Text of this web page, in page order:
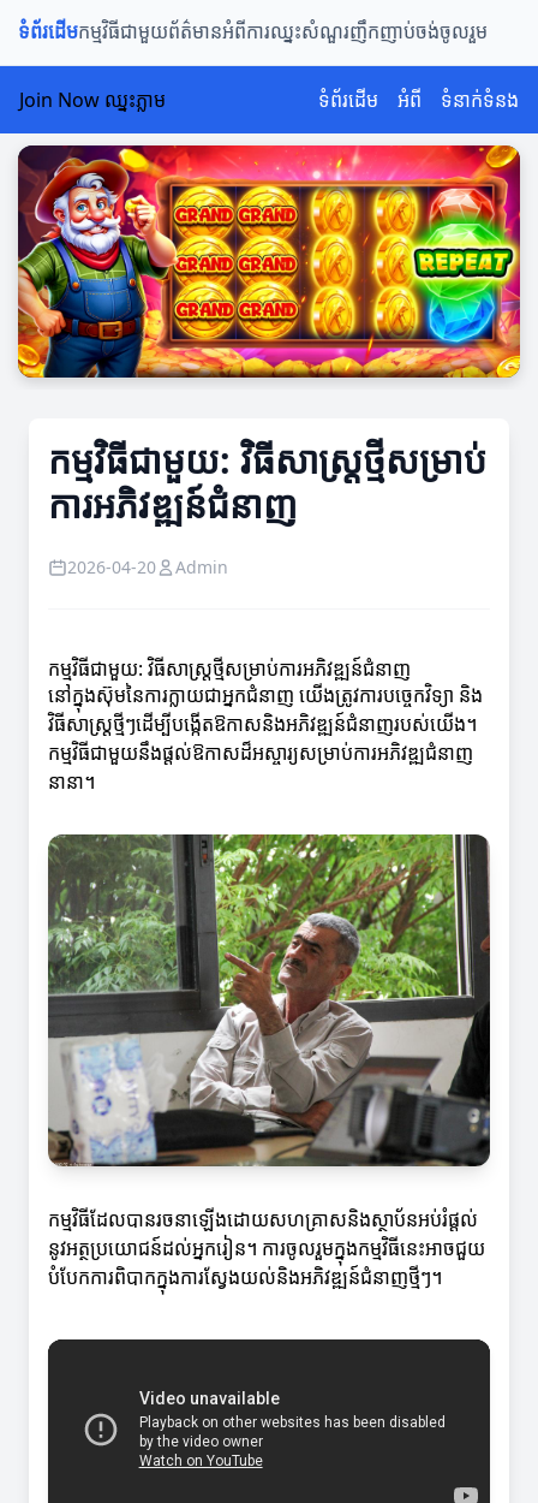
ទំព័រដើមកម្មវិធីជាមួយព័ត៌មានអំពីការឈ្នះសំណួរញឹកញាប់ចង់ចូលរួម
Join Now ឈ្នះភ្លាម ទំព័រដើម អំពី ទំនាក់ទំនង
កម្មវិធីជាមួយ: វិធីសាស្រ្តថ្មីសម្រាប់
ការអភិវឌ្ឍន៍ជំនាញ
2026-04-20 Admin
កម្មវិធីជាមួយ: វិធីសាស្រ្តថ្មីសម្រាប់ការអភិវឌ្ឍន៍ជំនាញ
នៅក្នុងស៊ុមនៃការក្លាយជាអ្នកជំនាញ យើងត្រូវការបច្ចេកវិទ្យា និង
វិធីសាស្រ្តថ្មីៗដើម្បីបង្កើតឱកាសនិងអភិវឌ្ឍន៍ជំនាញរបស់យើង។
កម្មវិធីជាមួយនឹងផ្តល់ឱកាសដ៏អស្ចារ្យសម្រាប់ការអភិវឌ្ឍជំនាញ
នានា។
កម្មវិធីដែលបានរចនាឡើងដោយសហគ្រាសនិងស្ថាប័នអប់រំផ្តល់
នូវអត្ថប្រយោជន៍ដល់អ្នករៀន។ ការចូលរួមក្នុងកម្មវិធីនេះអាចជួយ
បំបែកការពិបាកក្នុងការស្វែងយល់និងអភិវឌ្ឍន៍ជំនាញថ្មីៗ។